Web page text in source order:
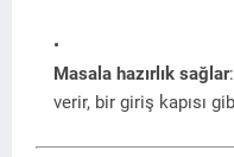
Masala hazırlık sağlar
verir, bir giriş kapısı